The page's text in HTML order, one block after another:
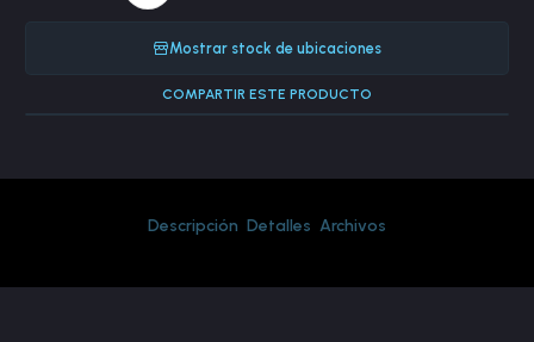
Mostrar stock de ubicaciones
COMPARTIR ESTE PRODUCTO
Descripción Detalles Archivos